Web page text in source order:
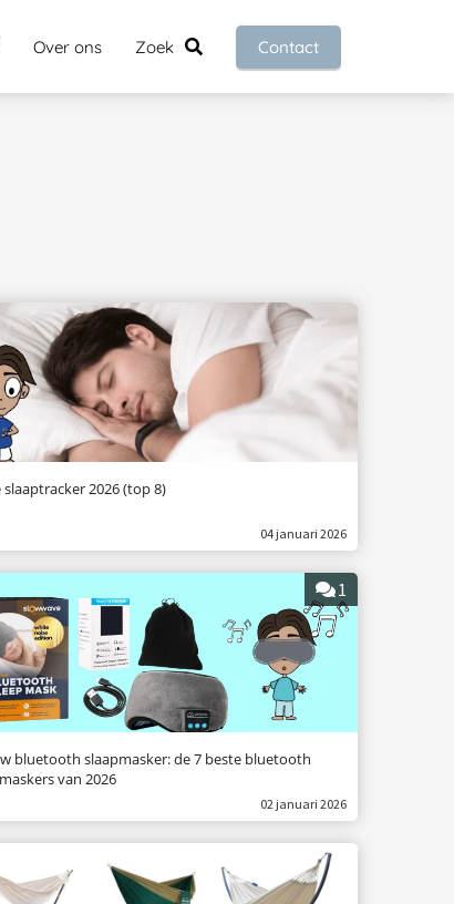
Over ons Zoek Contact
slaaptracker 2026 (top 8)
04 januari 2026
1
bluetooth slaapmasker: de 7 beste bluetooth
van 2026
02 januari 2026